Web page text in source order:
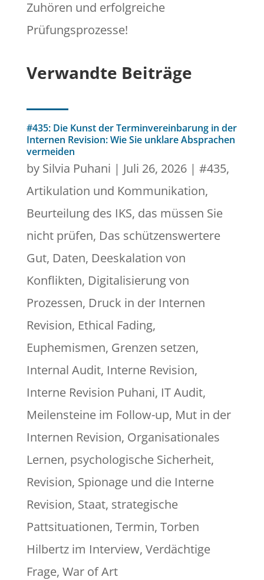
Zuhören und erfolgreiche
Prüfungsprozesse!
Verwandte Beiträge
#435: Die Kunst der Terminvereinbarung in der
Internen Revision: Wie Sie unklare Absprachen
vermeiden
by Silvia Puhani | Juli 26, 2026| #435,
Artikulation und Kommunikation,
Beurteilung des IKS, das müssen Sie
nicht prüfen, Das schützenswertere
Gut, Daten, Deeskalation von
Konflikten, Digitalisierung von
Prozessen, Druck in der Internen
Revision, Ethical Fading,
Euphemismen, Grenzen setzen,
Internal Audit, Interne Revision,
Interne Revision Puhani, IT Audit,
Meilensteine im Follow-up, Mut in der
Internen Revision, Organisationales
Lernen, psychologische Sicherheit,
Revision, Spionage und die Interne
Revision, Staat, strategische
Pattsituationen, Termin, Torben
Hilbertz im Interview, Verdächtige
Frage, War of Art